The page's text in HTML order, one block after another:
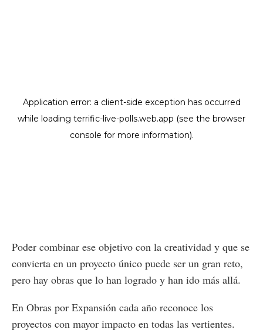
Poder combinar ese objetivo con la creatividad y que se
convierta en un proyecto único puede ser un gran reto,
pero hay obras que lo han logrado y han ido más allá.
En Obras por Expansión cada año reconoce los
proyectos con mayor impacto en todas las vertientes.